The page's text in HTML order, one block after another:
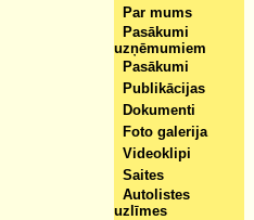
Par mums
Pasākumi
uzņēmumiem
Pasākumi
Publikācijas
Dokumenti
Foto galerija
Videoklipi
Saites
Autolistes
uzlīmes